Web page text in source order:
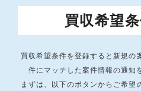
買収希望
買収希望条件を登録すると新規の
件にマッチした案件情報の通知
まずは、以下のボタンからご希望